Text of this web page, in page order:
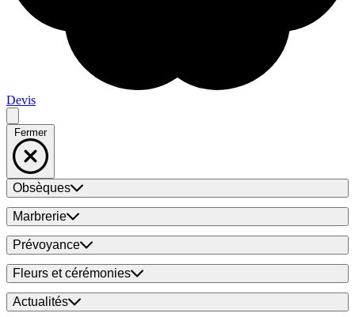
Devis
Fermer
Obsèques
Marbrerie
Prévoyance
Fleurs et cérémonies
Actualités